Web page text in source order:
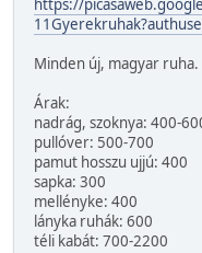
https://
Minden új, magyar ruha.
Árak:
nadrág, szoknya: 400-
pullóver: 500-700
pamut hosszu ujjú: 400
sapka: 300
mellényke: 400
lányka ruhák: 600
téli kabát: 700-2200